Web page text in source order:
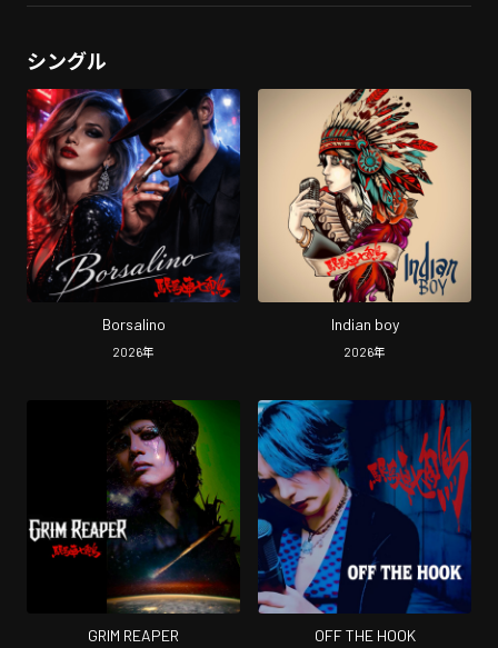
シングル
Borsalino
2026年
Indian boy
2026年
GRIM REAPER OFF THE HOOK